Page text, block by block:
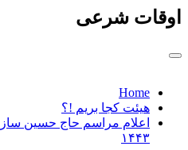
اوقات شرعی
Home
هیئت کجا بریم !؟
اعلام مراسم حاج حسین
۱۴۴۳